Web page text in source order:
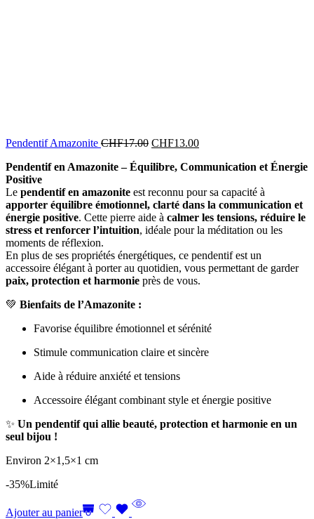
Pendentif Amazonite CHF17.00 CHF13.00
Pendentif en Amazonite – Équilibre, Communication et Énergie
Positive
Le pendentif en amazonite est reconnu pour sa capacité à
apporter équilibre émotionnel, clarté dans la communication et
énergie positive. Cette pierre aide à calmer les tensions, réduire le
stress et renforcer l’intuition, idéale pour la méditation ou les
moments de réflexion.
En plus de ses propriétés énergétiques, ce pendentif est un
accessoire élégant à porter au quotidien, vous permettant de garder
paix, protection et harmonie près de vous.
💚 Bienfaits de l’Amazonite :
Favorise équilibre émotionnel et sérénité
Stimule communication claire et sincère
Aide à réduire anxiété et tensions
Accessoire élégant combinant style et énergie positive
✨ Un pendentif qui allie beauté, protection et harmonie en un
seul bijou !
Environ 2×1,5×1 cm
-35%Limité
Ajouter au panier